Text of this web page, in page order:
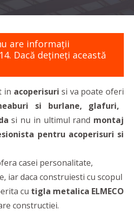
are informaţii
Dacă dețineți această
in acoperisuri si va poate oferi
si burlane, glafuri,
si nu in ultimul rand montaj
pentru acoperisuri si
casei personalitate,
iar daca construiesti cu scopul
cu tigla metalica ELMECO
constructiei.